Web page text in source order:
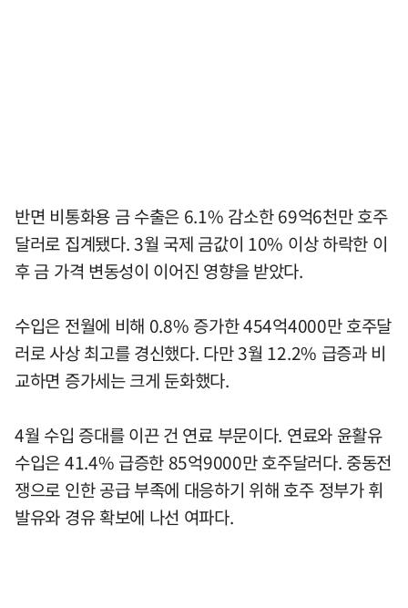
반면 비통화용 금 수출은 6.1% 감소한 69억6천만 호주
달러로 집계됐다. 3월 국제 금값이 10% 이상 하락한 이
후 금 가격 변동성이 이어진 영향을 받았다.
수입은 전월에 비해 0.8% 증가한 454억4000만 호주달
러로 사상 최고를 경신했다. 다만 3월 12.2% 급증과 비
교하면 증가세는 크게 둔화했다.
4월 수입 증대를 이끈 건 연료 부문이다. 연료와 윤활유
수입은 41.4% 급증한 85억9000만 호주달러다. 중동전
쟁으로 인한 공급 부족에 대응하기 위해 호주 정부가 휘
발유와 경유 확보에 나선 여파다.